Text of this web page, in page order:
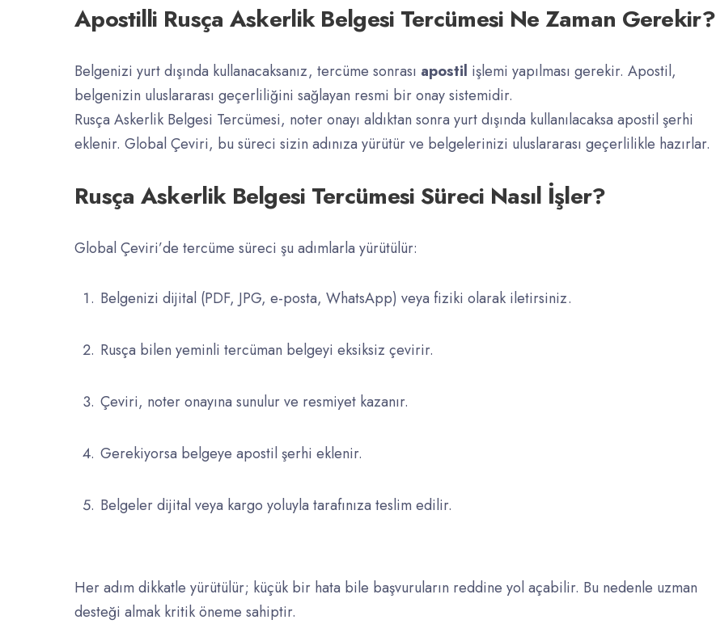
Apostilli Rusça Askerlik Belgesi Tercümesi Ne Zaman Gerekir?
Belgenizi yurt dışında kullanacaksanız, tercüme sonrası apostil işlemi yapılması gerekir. Apostil,
belgenizin uluslararası geçerliliğini sağlayan resmi bir onay sistemidir.
Rusça Askerlik Belgesi Tercümesi, noter onayı aldıktan sonra yurt dışında kullanılacaksa apostil şerhi
eklenir. Global Çeviri, bu süreci sizin adınıza yürütür ve belgelerinizi uluslararası geçerlilikle hazırlar.
Rusça Askerlik Belgesi Tercümesi Süreci Nasıl İşler?
Global Çeviri’de tercüme süreci şu adımlarla yürütülür:
Belgenizi dijital (PDF, JPG, e-posta, WhatsApp) veya fiziki olarak iletirsiniz.
Rusça bilen yeminli tercüman belgeyi eksiksiz çevirir.
Çeviri, noter onayına sunulur ve resmiyet kazanır.
Gerekiyorsa belgeye apostil şerhi eklenir.
Belgeler dijital veya kargo yoluyla tarafınıza teslim edilir.
Her adım dikkatle yürütülür; küçük bir hata bile başvuruların reddine yol açabilir. Bu nedenle uzman
desteği almak kritik öneme sahiptir.